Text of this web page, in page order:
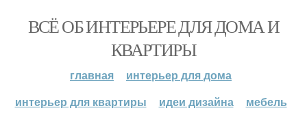
ВСЁ ОБ ИНТЕРЬЕРЕ ДЛЯ ДОМА И
КВАРТИРЫ
главная
интерьер для дома
интерьер для квартиры
идеи дизайна мебель